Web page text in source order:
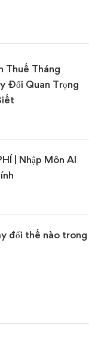
Thuế Tháng
Đổi Quan Trọng
| Nhập Môn AI
đổi thế nào trong